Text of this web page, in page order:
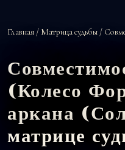
Главная / Матрица судьбы /
(Колесо
аркана
матрице